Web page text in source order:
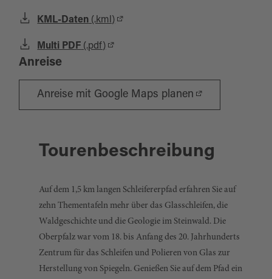
KML-Daten (.kml)
Multi PDF (.pdf)
Anreise
Anreise mit Google Maps planen
Tourenbeschreibung
Auf dem 1,5 km langen Schleifererpfad erfahren Sie auf
zehn Thementafeln mehr über das Glasschleifen, die
Waldgeschichte und die Geologie im Steinwald. Die
Oberpfalz war vom 18. bis Anfang des 20. Jahrhunderts
Zentrum für das Schleifen und Polieren von Glas zur
Herstellung von Spiegeln. Genießen Sie auf dem Pfad ein